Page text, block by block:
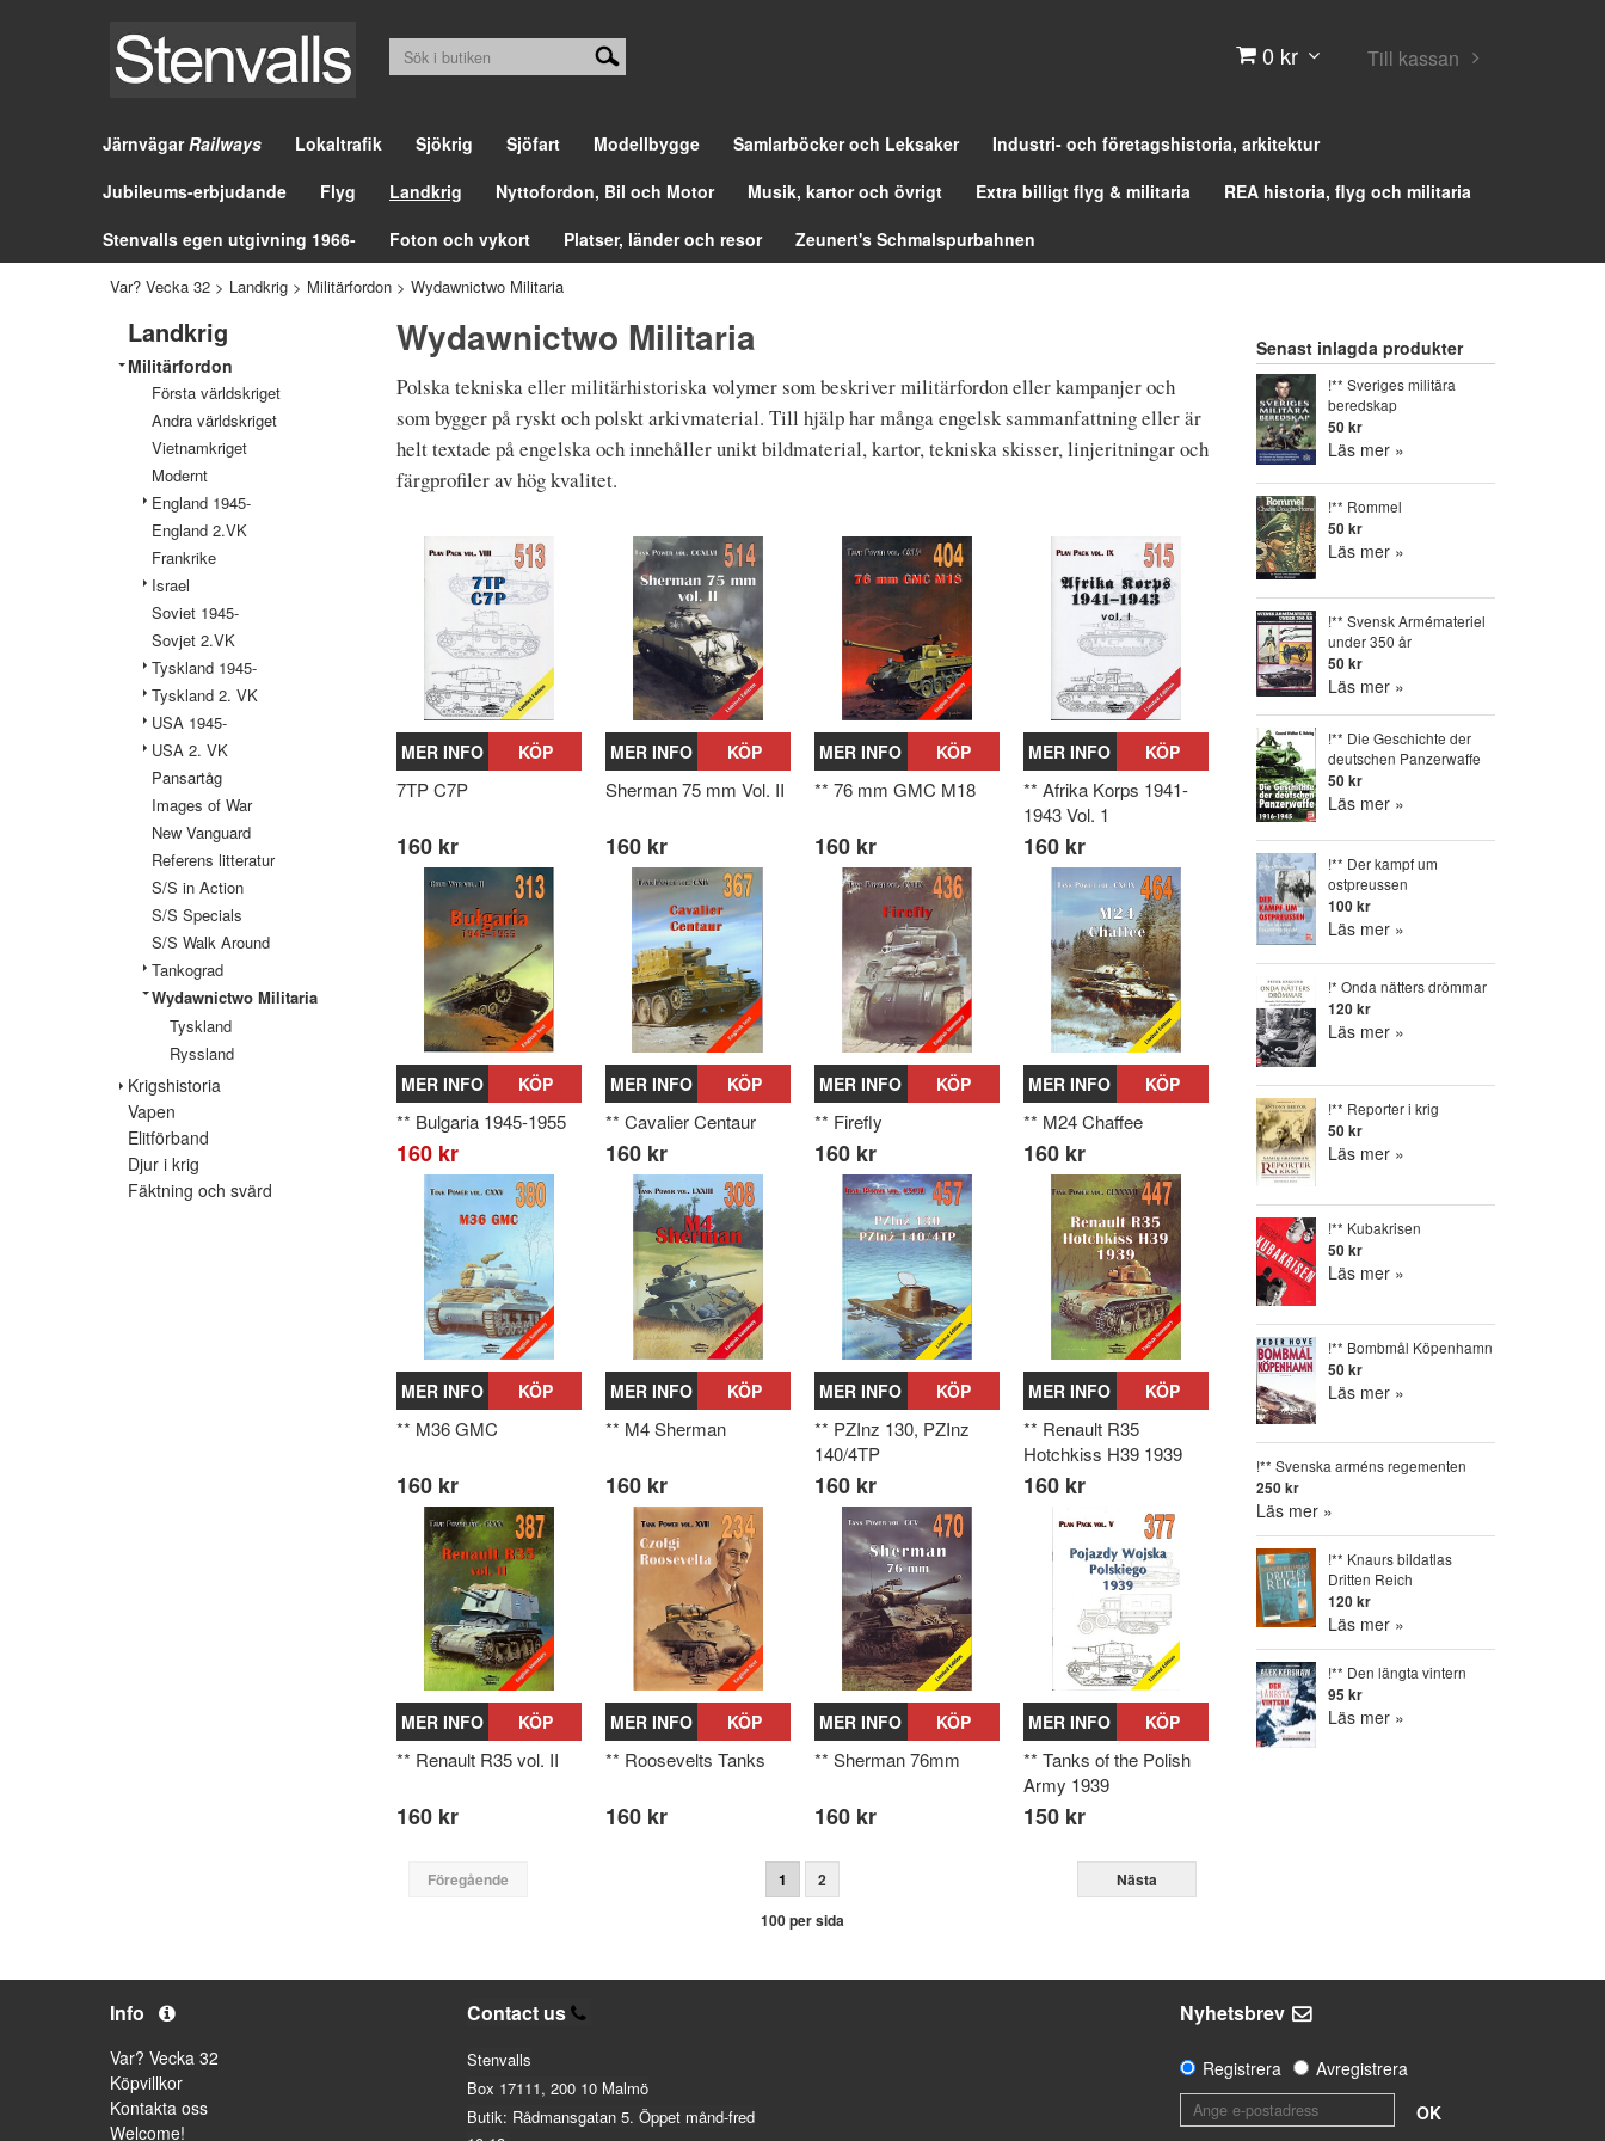
0 kr Till kassan
JärnvägarRailways Lokaltrafik Sjökrig Sjöfart Modellbygge Samlarböcker och Leksaker
Industri- och företagshistoria, arkitektur
Jubileums-erbjudande
Flyg Landkrig Nyttofordon, Bil och Motor Musik, kartor och övrigt Extra billigt flyg & militaria
REA historia, flyg och militaria
Stenvalls egen utgivning 1966-
Foton och vykort Platser, länder och resor Zeunert's Schmalspurbahnen
Var? Vecka 32 > Landkrig > Militärfordon > Wydawnictwo Militaria
Landkrig
Militärfordon
Första världskriget
Andra världskriget
Vietnamkriget
Modernt
England 1945-
England 2.VK
Frankrike
Israel
Soviet 1945-
Sovjet 2.VK
Tyskland 1945-
Tyskland 2. VK
USA 1945-
USA 2. VK
Pansartåg
Images of War
New Vanguard
Referens litteratur
S/S in Action
S/S Specials
S/S Walk Around
Tankograd
Wydawnictwo Militaria
Tyskland
Ryssland
Krigshistoria
Vapen
Elitförband
Djur i krig
Fäktning och svärd
Wydawnictwo Militaria
Polska tekniska eller militärhistoriska volymer som beskriver militärfordon eller kampanjer och
som bygger på ryskt och polskt arkivmaterial. Till hjälp har många engelsk sammanfattning eller är
helt textade på engelska och innehåller unikt bildmaterial, kartor, tekniska skisser, linjeritningar och
färgprofiler av hög kvalitet.
MER INFO KÖP
7TP C7P
160 kr
MER INFO KÖP
Sherman 75 mm Vol. II
160 kr
MER INFO KÖP
** 76 mm GMC M18
160 kr
MER INFO KÖP
** Afrika Korps 1941-
1943 Vol. 1
160 kr
MER INFO KÖP
** Bulgaria 1945-1955
160 kr
MER INFO KÖP
** Cavalier Centaur
160 kr
MER INFO KÖP
** Firefly
160 kr
MER INFO KÖP
** M24 Chaffee
160 kr
MER INFO KÖP
** M36 GMC
160 kr
MER INFO KÖP
** M4 Sherman
160 kr
MER INFO KÖP
** PZInz 130, PZInz
140/4TP
160 kr
MER INFO KÖP
** Renault R35
Hotchkiss H39 1939
160 kr
MER INFO KÖP
** Renault R35 vol. II
160 kr
MER INFO KÖP
** Roosevelts Tanks
160 kr
MER INFO KÖP
** Sherman 76mm
160 kr
MER INFO KÖP
** Tanks of the Polish
Army 1939
150 kr
Föregående 1 2
Nästa
100 per sida
Senast inlagda produkter
!** Sveriges militära
beredskap
50 kr
Läs mer »
!** Rommel
50 kr
Läs mer »
!** Svensk Armémateriel
under 350 år
50 kr
Läs mer »
!** Die Geschichte der
deutschen Panzerwaffe
50 kr
Läs mer »
!** Der kampf um
ostpreussen
100 kr
Läs mer »
!* Onda nätters drömmar
120 kr
Läs mer »
!** Reporter i krig
50 kr
Läs mer »
!** Kubakrisen
50 kr
Läs mer »
!** Bombmål Köpenhamn
50 kr
Läs mer »
!** Svenska arméns regementen
250 kr
Läs mer »
!** Knaurs bildatlas
Dritten Reich
120 kr
Läs mer »
!** Den längta vintern
95 kr
Läs mer »
Info
Var? Vecka 32
Köpvillkor
Kontakta oss
Welcome!
Contact us
Stenvalls
Box 17111, 200 10 Malmö
Butik: Rådmansgatan 5. Öppet månd-fred
Nyhetsbrev
Registrera
Avregistrera
OK